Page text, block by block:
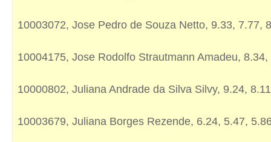
10003072, Jose Pedro de Souza Netto, 9.33, 7.77,
10004175, Jose Rodolfo Strautmann Amadeu,
10000802, Juliana Andrade da Silva Silvy, 9.24,
10003679, Juliana Borges Rezende, 6.24, 5.47,